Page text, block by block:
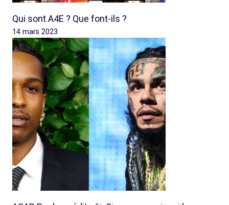
Qui sont A4E ? Que font-ils ?
14 mars 2023